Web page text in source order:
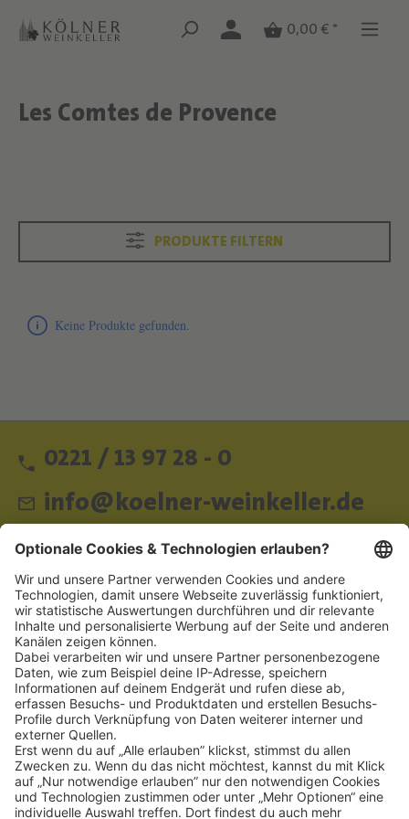
Zum Hauptinhalt springen
Zum Hauptinhalt springen
0,00 € *
Text überspringen
Les Comtes de Provence
Text überspringen
PRODUKTE FILTERN
Keine Produkte gefunden.
0221 / 13 97 28 - 0
info@koelner-weinkeller.de
Schnellzugriff
ZAHLUNGSMETHODEN
SOCIAL
NEWSLETTER
BESUCHEN SIE UNS